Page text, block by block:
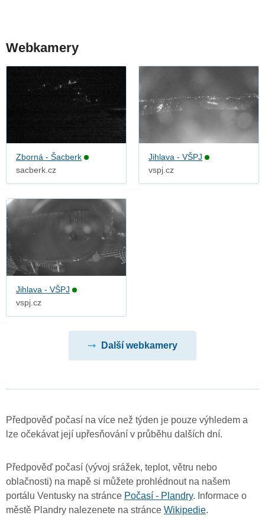
Webkamery
Zborná - Šacberk
sacberk.cz
Jihlava - VŠPJ
vspj.cz
Jihlava - VŠPJ
vspj.cz
Další webkamery
Předpověď počasí na více než týden je pouze výhledem a
lze očekávat její upřesňování v průběhu dalších dní.
Předpověď počasí (vývoj srážek, teplot, větru nebo
oblačnosti) na mapě si můžete prohlédnout na našem
portálu Ventusky na stránce Počasí - Plandry. Informace o
městě Plandry nalezenete na stránce Wikipedie.